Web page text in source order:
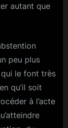
autant que
peu plus
qui le font très
qu’il soit
à l’acte